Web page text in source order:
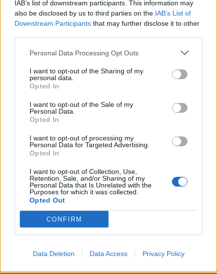
IAB’s list of downstream participants. This information may
also be disclosed by us to third parties on the IAB’s List of
Downstream Participants that may further disclose it to other
Personal Data Processing Opt Outs
I want to opt-out of the Sharing of my
personal data.
Opted In
I want to opt-out of the Sale of my
Personal Data.
Opted In
I want to opt-out of processing my
Personal Data for Targeted Advertising.
Opted In
I want to opt-out of Collection, Use,
Retention, Sale, and/or Sharing of my
Personal Data that Is Unrelated with the
Purposes for which it was collected.
Opted Out
CONFIRM
Data Deletion Data Access Privacy Policy
mukana 6 leijonapelaajaa
siirtyy NHL:stä KHL:ään – uusi
seura on Spartak Moskova
LIITTYVÄT ARTIKKELIT
Leijonat julkisti ketjut Sveitsi-peliin –
Aleksander Barkov tekee paluun
Venäläisveskari sekosi Suomen 2.
divisioonassa – sai samasta tilanteesta
50 jäähyminuuttia
Kanada – USA klo 15:10 – näin katsot